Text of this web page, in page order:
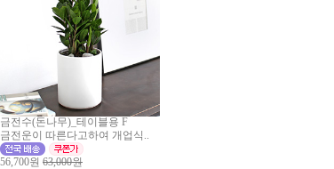
금전수(돈나무)_테이블용 F
금전운이 따른다고하여 개업식..
56,700원 63,000원